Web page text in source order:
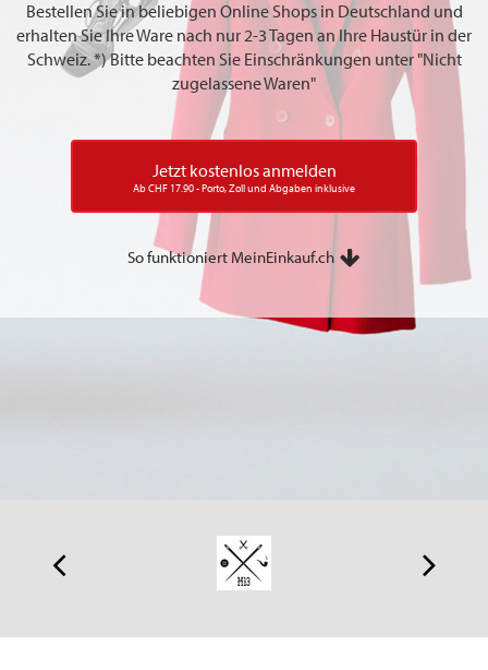
Bestellen Sie in beliebigen Online Shops in Deutschland und
erhalten Sie Ihre Ware nach nur 2-3 Tagen an Ihre Haustür in der
Schweiz. *) Bitte beachten Sie Einschränkungen unter "Nicht
zugelassene Waren"
Jetzt kostenlos anmelden
Ab CHF 17.90 - Porto, Zoll und Abgaben inklusive
So funktioniert MeinEinkauf.ch